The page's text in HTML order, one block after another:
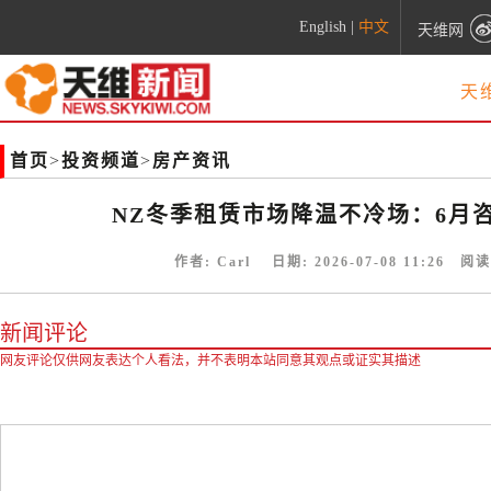
English 中文 天维网
天
首页>投资频道>房产资讯
NZ冬季租赁市场降温不冷场：6月
作者: Carl 日期: 2026-07-08 11:26 阅
新闻评论
网友评论仅供网友表达个人看法，并不表明本站同意其观点或证实其描述